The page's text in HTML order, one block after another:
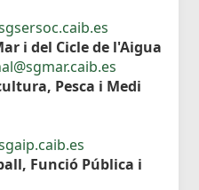
i del Cicle de l'Aigua
Pesca i Medi
Funció Pública i